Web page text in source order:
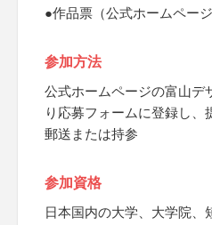
●作品票（公式ホームペー
参加方法
公式ホームページの富山デ
り応募フォームに登録し、
郵送または持参
参加資格
日本国内の大学、大学院、